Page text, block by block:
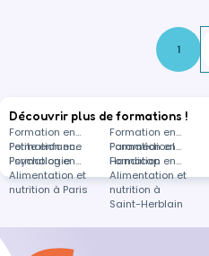
1
Découvrir plus de formations !
Formation en
Petite enfance
Formation en
Paramédical
Formation en
Psychologie
Formation en
Handicap
Formation en
Alimentation et
nutrition à Paris
Formation en
Alimentation et
nutrition à
Saint-Herblain